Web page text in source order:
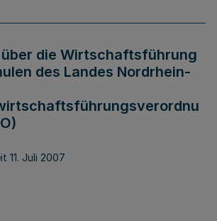
die Wirtschaftsführung
des Landes Nordrhein-
11. Juli 2007